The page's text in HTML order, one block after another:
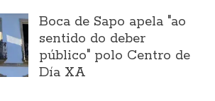
Boca de Sapo apela "ao
sentido do deber
público" polo Centro de
Día XA